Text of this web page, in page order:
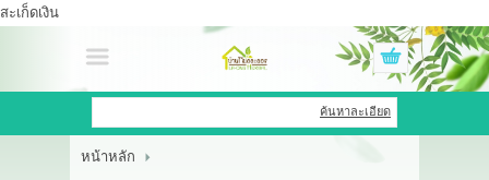
สะเก็ดเงิน
เข้าสู่ระบบ สมัครสมาชิก
สินค้าที่สนใจ
ค้นหาละเอียด
หน้าหลัก